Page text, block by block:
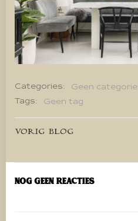
Categories:
Geen categorie
Tags:
Geen tag
Bericht
navigatie
VORIG BLOG
Nog geen reacties